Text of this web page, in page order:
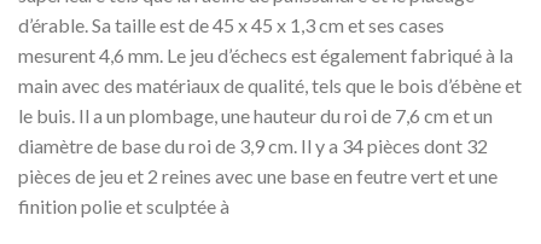
d’érable. Sa taille est de 45 x 45 x 1,3 cm et ses cases
mesurent 4,6 mm. Le jeu d’échecs est également fabriqué à la
main avec des matériaux de qualité, tels que le bois d’ébène et
le buis. Il a un plombage, une hauteur du roi de 7,6 cm et un
diamètre de base du roi de 3,9 cm. Il y a 34 pièces dont 32
pièces de jeu et 2 reines avec une base en feutre vert et une
finition polie et sculptée à